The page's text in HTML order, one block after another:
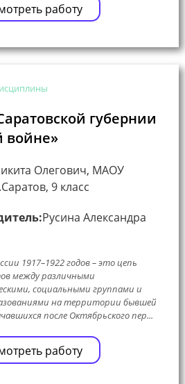
работу
губернии
войне»
Олегович, МАОУ
9 класс
Русина Александра
1917–1922 годов – это цепь
между различными
социальными группами и
на территории бывшей
после Октябрьского пер...
работу